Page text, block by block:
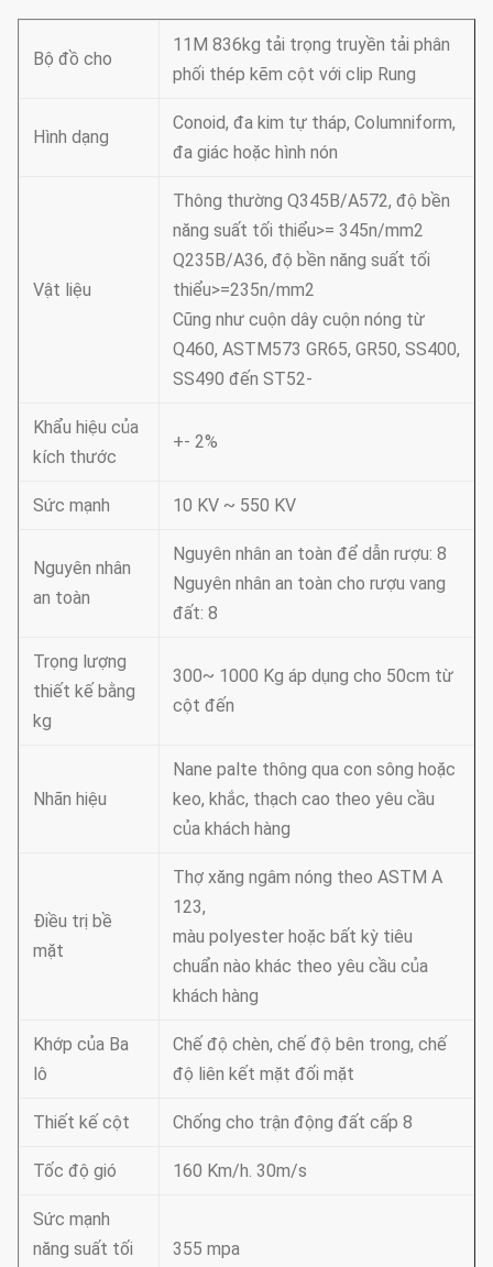
Bộ đồ cho
11M 836kg tải trọng truyền tải phân
phối thép kẽm cột với clip Rung
Hình dạng
Conoid, đa kim tự tháp, Columniform,
đa giác hoặc hình nón
Vật liệu
Thông thường Q345B/A572, độ bền
năng suất tối thiểu>= 345n/mm2
Q235B/A36, độ bền năng suất tối
thiểu>=235n/mm2
Cũng như cuộn dây cuộn nóng từ
Q460, ASTM573 GR65, GR50, SS400,
SS490 đến ST52-
Khẩu hiệu của
kích thước
+- 2%
Sức mạnh 10 KV ~ 550 KV
Nguyên nhân
an toàn
Nguyên nhân an toàn để dẫn rượu: 8
Nguyên nhân an toàn cho rượu vang
đất: 8
Trọng lượng
thiết kế bằng
kg
300~ 1000 Kg áp dụng cho 50cm từ
cột đến
Nhãn hiệu
Nane palte thông qua con sông hoặc
keo, khắc, thạch cao theo yêu cầu
của khách hàng
Điều trị bề
mặt
Thợ xăng ngâm nóng theo ASTM A
123,
màu polyester hoặc bất kỳ tiêu
chuẩn nào khác theo yêu cầu của
khách hàng
Khớp của Ba
lô
Chế độ chèn, chế độ bên trong, chế
độ liên kết mặt đối mặt
Thiết kế cột Chống cho trận động đất cấp 8
Tốc độ gió 160 Km/h. 30m/s
Sức mạnh
năng suất tối
355 mpa